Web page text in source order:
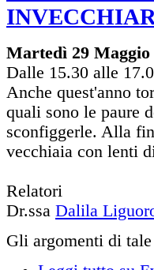
Martedì 29 Maggio
Dalle 15.30 alle
Anche quest'anno
quali sono le paure
sconfiggerle. Alla
vecchiaia con lenti
Relatori
Dr.ssa Dalila
Gli argomenti di